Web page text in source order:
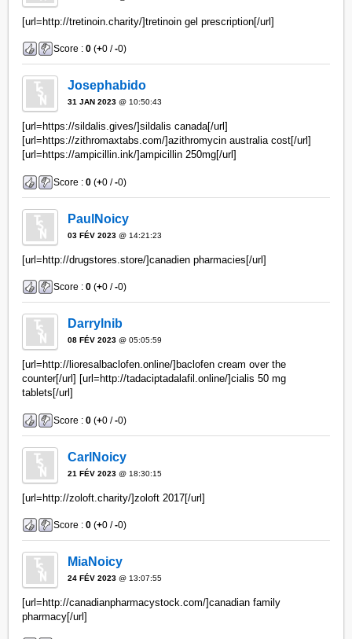
[url=http://tretinoin.charity/]tretinoin gel prescription[/url]
Score :0 (+0 /-0)
Josephabido
31 JAN 2023 @ 10:50:43
[url=https://sildalis.gives/]sildalis canada[/url]
[url=https://zithromaxtabs.com/]azithromycin australia cost[/url]
[url=https://ampicillin.ink/]ampicillin 250mg[/url]
Score :0 (+0 /-0)
PaulNoicy
03 FÉV 2023 @ 14:21:23
[url=http://drugstores.store/]canadien pharmacies[/url]
Score :0 (+0 /-0)
Darrylnib
08 FÉV 2023 @ 05:05:59
[url=http://lioresalbaclofen.online/]baclofen cream over the
counter[/url] [url=http://tadaciptadalafil.online/]cialis 50 mg
tablets[/url]
Score :0 (+0 /-0)
CarlNoicy
21 FÉV 2023 @ 18:30:15
[url=http://zoloft.charity/]zoloft 2017[/url]
Score :0 (+0 /-0)
MiaNoicy
24 FÉV 2023 @ 13:07:55
[url=http://canadianpharmacystock.com/]canadian family
pharmacy[/url]